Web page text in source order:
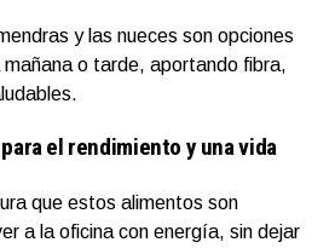
y las nueces son opciones
o tarde, aportando fibra,
el rendimiento y una vida
que estos alimentos son
a la oficina con energía, sin dejar